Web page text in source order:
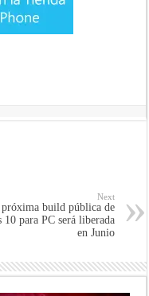
Next
build pública de
10 para PC será liberada
en Junio